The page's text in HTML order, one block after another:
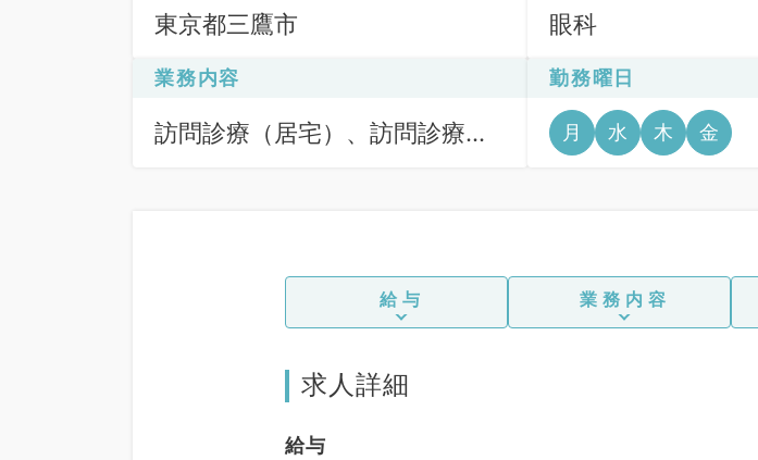
東京都三鷹市 眼科
業務内容
訪問診療（居宅）、訪問診療
勤務曜日
月 水 木 金
給与 業務内容
求人詳細
給与